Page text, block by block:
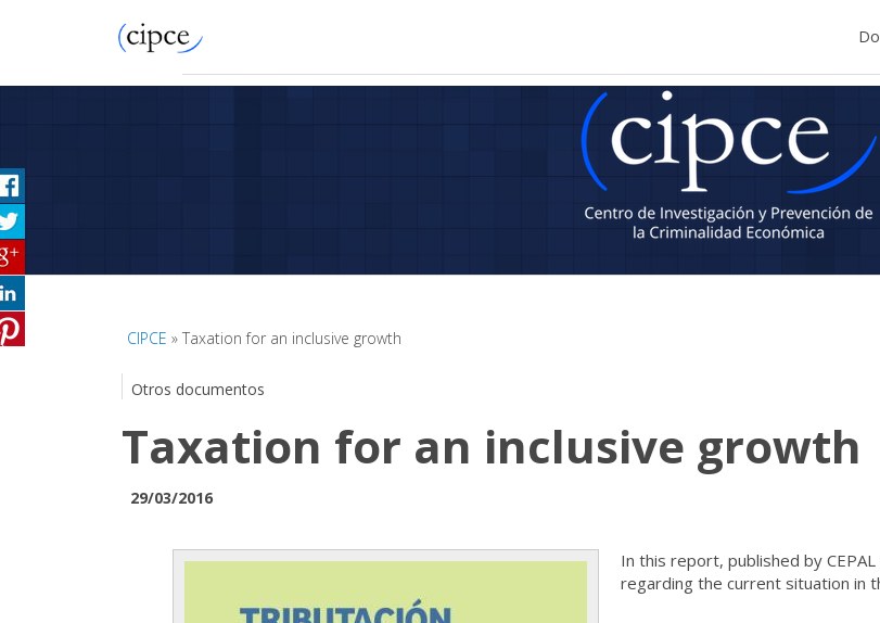
CIPCE » Taxation for an inclusive growth
Otros documentos
Taxation for an inclusive growth
29/03/2016
In this report, published by
regarding the current situation in